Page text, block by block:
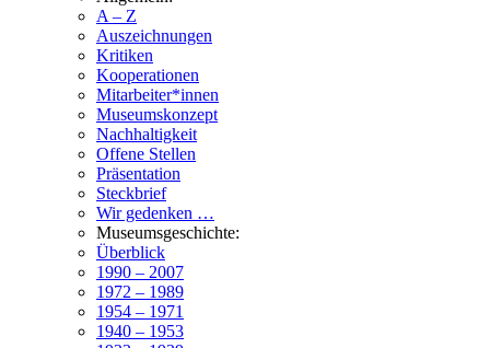
A – Z
Auszeichnungen
Kritiken
Kooperationen
Mitarbeiter*innen
Museumskonzept
Nachhaltigkeit
Offene Stellen
Präsentation
Steckbrief
Wir gedenken …
Museumsgeschichte:
Überblick
1990 – 2007
1972 – 1989
1954 – 1971
1940 – 1953